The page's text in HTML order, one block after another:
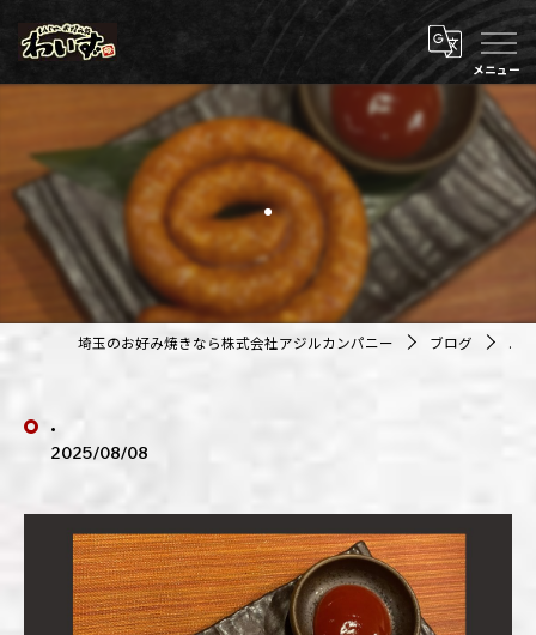
.
埼玉のお好み焼きなら株式会社アジルカンパニー ブログ .
.
2025/08/08